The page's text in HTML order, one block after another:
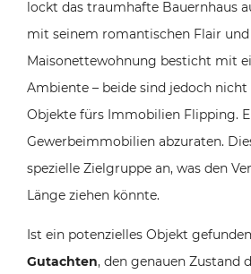
lockt das traumhafte Bauernhaus
mit seinem romantischen Flair und
Maisonettewohnung besticht mit
Ambiente – beide sind jedoch nicht
Objekte fürs Immobilien Flipping.
Gewerbeimmobilien abzuraten.
spezielle Zielgruppe an, was den
Länge ziehen könnte.
Ist ein potenzielles Objekt
Gutachten, den genauen Zustand